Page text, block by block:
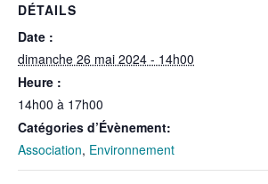
DÉTAILS
Date :
dimanche 26 mai 2024 - 14h00
Heure :
14h00 à 17h00
Catégories d’Évènement:
Association, Environnement